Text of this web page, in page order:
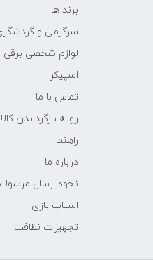
برند ها
سرگرمی و
لوازم شخصی برقی
اسپیکر
تماس با ما
رویه بازگرداندن کالا
راهنما
درباره ما
نحوه ارسال
اسباب بازی
تجهیزات نظافت